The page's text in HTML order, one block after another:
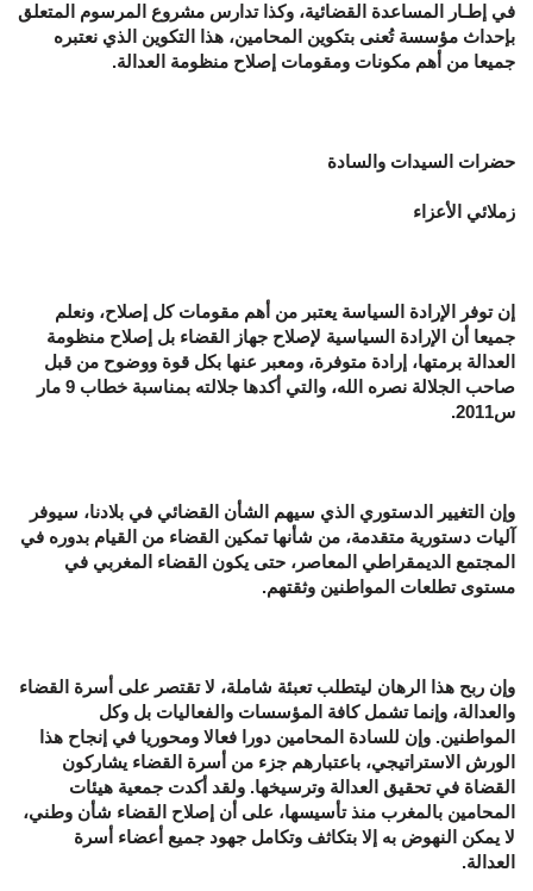
في إطـار المساعدة القضائية، وكذا تدارس مشروع المرسوم المتعلق
بإحداث مؤسسة تُعنى بتكوين المحامين، هذا التكوين الذي نعتبره
جميعا من أهم مكونات ومقومات إصلاح منظومة العدالة.
حضرات السيدات والسادة
زملائي الأعزاء
إن توفر الإرادة السياسة يعتبر من أهم مقومات كل إصلاح، ونعلم
جميعا أن الإرادة السياسية لإصلاح جهاز القضاء بل إصلاح منظومة
العدالة برمتها، إرادة متوفرة، ومعبر عنها بكل قوة ووضوح من قبل
صاحب الجلالة نصره الله، والتي أكدها جلالته بمناسبة خطاب 9 مار
س2011.
وإن التغيير الدستوري الذي سيهم الشأن القضائي في بلادنا، سيوفر
آليات دستورية متقدمة، من شأنها تمكين القضاء من القيام بدوره في
المجتمع الديمقراطي المعاصر، حتى يكون القضاء المغربي في
مستوى تطلعات المواطنين وثقتهم.
وإن ربح هذا الرهان ليتطلب تعبئة شاملة، لا تقتصر على أسرة القضاء
والعدالة، وإنما تشمل كافة المؤسسات والفعاليات بل وكل
المواطنين. وإن للسادة المحامين دورا فعالا ومحوريا في إنجاح هذا
الورش الاستراتيجي، باعتبارهم جزء من أسرة القضاء يشاركون
القضاة في تحقيق العدالة وترسيخها. ولقد أكدت جمعية هيئات
المحامين بالمغرب منذ تأسيسها، على أن إصلاح القضاء شأن وطني،
لا يمكن النهوض به إلا بتكاثف وتكامل جهود جميع أعضاء أسرة
العدالة.